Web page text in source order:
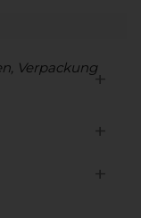
Verpackung